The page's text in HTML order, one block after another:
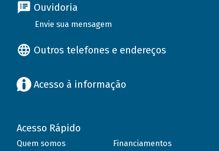
Ouvidoria
Envie sua mensagem
Outros telefones e endereços
Acesso à informação
Acesso Rápido
Quem somos
Financiamentos